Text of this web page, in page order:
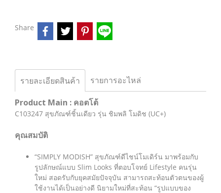
Share
รายละเอียดสินค้า รายการอะไหล่
Product Main : คอตโต้
C103247 สุขภัณฑ์ชิ้นเดียว รุ่น ชิมพลิ โมดิช (UC+)
คุณสมบัติ
“SIMPLY MODISH” สุขภัณฑ์ดีไชน์โมเดิร์น มาพร้อมกับ
รูปลักษณ์แบบ Slim Looks ที่ตอบโจทย์ Lifestyle คนรุ่น
ใหม่ สอดรับกับยุคสมัยปัจจุบัน สามารถสะท้อนตัวตนของผู้
ใช้งานได้เป็นอย่างดี นิยามใหม่ที่สะท้อน “รูปแบบของ